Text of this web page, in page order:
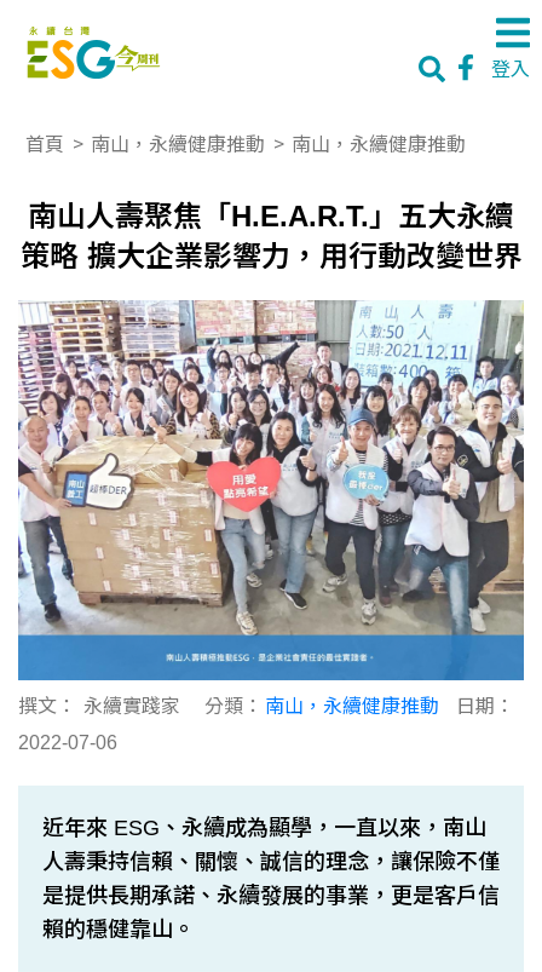
登入
首頁 > 南山，永續健康推動 > 南山，永續健康推動
南山人壽聚焦「H.E.A.R.T.」五大永續
策略 擴大企業影響力，用行動改變世界
撰文： 永續實踐家 分類： 南山，永續健康推動
日期：
2022-07-06
近年來 ESG、永續成為顯學，一直以來，南山
人壽秉持信賴、關懷、誠信的理念，讓保險不僅
是提供長期承諾、永續發展的事業，更是客戶信
賴的穩健靠山。